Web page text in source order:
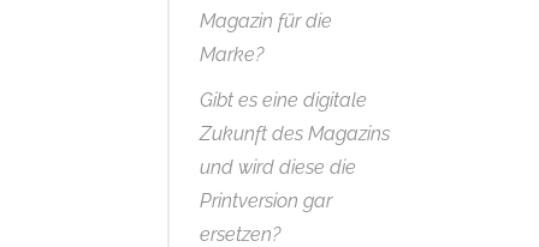
Magazin für die
Marke?
Gibt es eine digitale
Zukunft des Magazins
und wird diese die
Printversion gar
ersetzen?